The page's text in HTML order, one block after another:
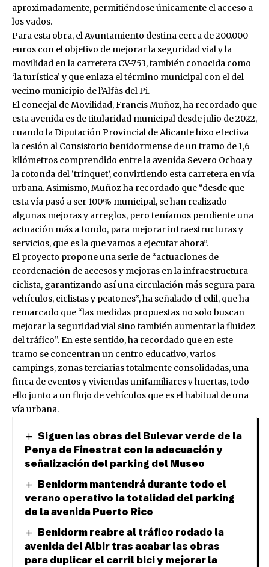
aproximadamente, permitiéndose únicamente el acceso a
los vados.
Para esta obra, el Ayuntamiento destina cerca de 200.000
euros con el objetivo de mejorar la seguridad vial y la
movilidad en la carretera CV-753, también conocida como
‘la turística’ y que enlaza el término municipal con el del
vecino municipio de l’Alfàs del Pi.
El concejal de Movilidad, Francis Muñoz, ha recordado que
esta avenida es de titularidad municipal desde julio de 2022,
cuando la Diputación Provincial de Alicante hizo efectiva
la cesión al Consistorio benidormense de un tramo de 1,6
kilómetros comprendido entre la avenida Severo Ochoa y
la rotonda del ‘trinquet’, convirtiendo esta carretera en vía
urbana. Asimismo, Muñoz ha recordado que “desde que
esta vía pasó a ser 100% municipal, se han realizado
algunas mejoras y arreglos, pero teníamos pendiente una
actuación más a fondo, para mejorar infraestructuras y
servicios, que es la que vamos a ejecutar ahora”.
El proyecto propone una serie de “actuaciones de
reordenación de accesos y mejoras en la infraestructura
ciclista, garantizando así una circulación más segura para
vehículos, ciclistas y peatones”, ha señalado el edil, que ha
remarcado que “las medidas propuestas no solo buscan
mejorar la seguridad vial sino también aumentar la fluidez
del tráfico”. En este sentido, ha recordado que en este
tramo se concentran un centro educativo, varios
campings, zonas terciarias totalmente consolidadas, una
finca de eventos y viviendas unifamiliares y huertas, todo
ello junto a un flujo de vehículos que es el habitual de una
vía urbana.
Siguen las obras del Bulevar verde de la
Penya de Finestrat con la adecuación y
señalización del parking del Museo
Benidorm mantendrá durante todo el
verano operativo la totalidad del parking
de la avenida Puerto Rico
Benidorm reabre al tráfico rodado la
avenida del Albir tras acabar las obras
para duplicar el carril bici y mejorar la